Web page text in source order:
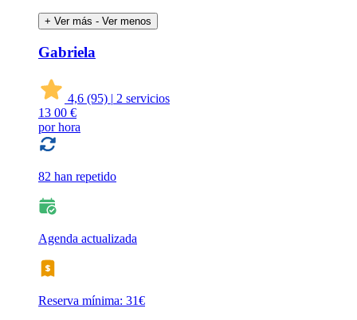
+ Ver más - Ver menos
Gabriela
4,6 (95) | 2 servicios
13 00 €
por hora
82 han repetido
Agenda actualizada
Reserva mínima: 31€